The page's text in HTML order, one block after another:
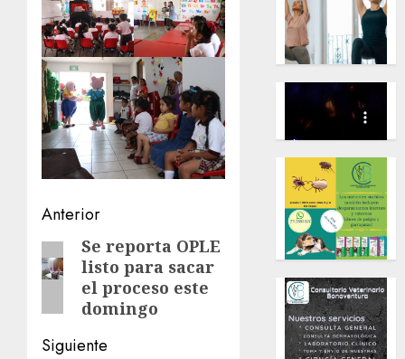
Navegación
de
entradas
Anterior
Entrada
anterior:
Se reporta OPLE
listo para sacar
el proceso este
domingo
Siguiente